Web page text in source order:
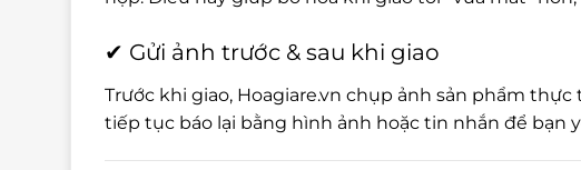
✔ Gửi ảnh trước & sau khi giao
Trước khi giao, Hoagiare.vn chụp ảnh sản phẩm
tiếp tục báo lại bằng hình ảnh hoặc tin nhắn để bạn